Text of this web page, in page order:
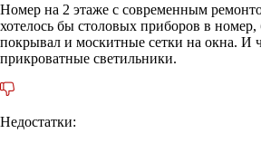
Номер на 2 этаже с современным
хотелось бы столовых приборов в номер,
покрывал и москитные сетки на окна. И
прикроватные светильники.
Недостатки: